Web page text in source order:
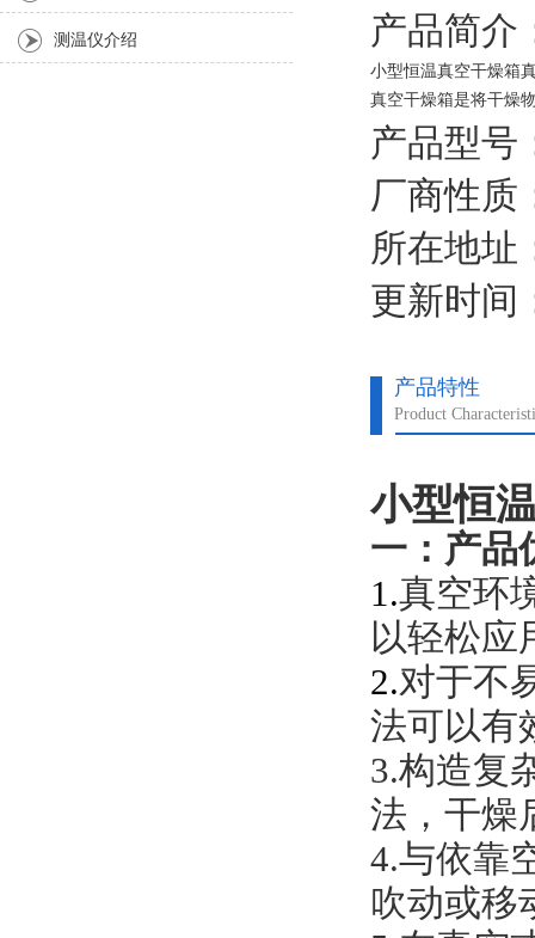
产品简介
小型恒温真空干燥箱
真空干燥箱是将干燥
沸点，加快干燥的速
产品型号
厂商性质
所在地址
更新时间
产品特性
Product
小型恒
一：产品
1.真空环
以轻松应
2.对于不
法可以有
3.构造复
法，干燥
4.与依靠
吹动或移
测温仪介绍